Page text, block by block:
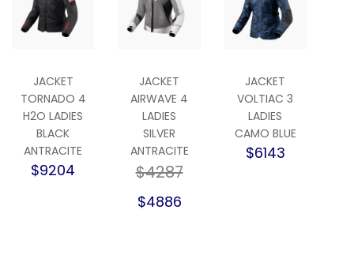
JACKET
TORNADO 4
H2O LADIES
BLACK
ANTRACITE
$9204
JACKET
AIRWAVE 4
LADIES
SILVER
ANTRACITE
$4287
$4886
JACKET
VOLTIAC 3
LADIES
CAMO BLUE
$6143